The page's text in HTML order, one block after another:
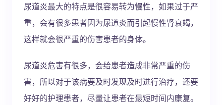
尿道炎最大的特点是很容易转为慢性，如果过于严
重，会有很多患者因为尿道炎而引起慢性肾衰竭，
这样就会很严重的伤害患者的身体。
尿道炎危害有很多，会给患者造成非常严重的伤
害，所以对于该病要及时发现及时进行治疗，还要
好好的护理患者，尽量让患者在最短时间内康复。